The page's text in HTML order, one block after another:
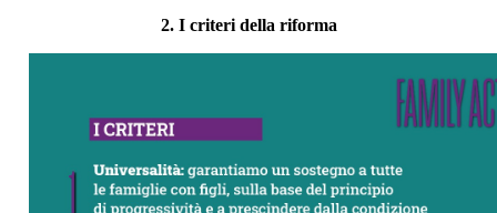
2. I criteri della riforma